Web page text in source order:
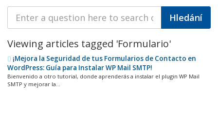
Viewing articles tagged 'Formulario'
¡Mejora la Seguridad de tus Formularios de Contacto en
WordPress: Guía para Instalar WP Mail SMTP!
Bienvenido a otro tutorial, donde aprenderás a instalar el plugin WP Mail
SMTP y mejorar la...